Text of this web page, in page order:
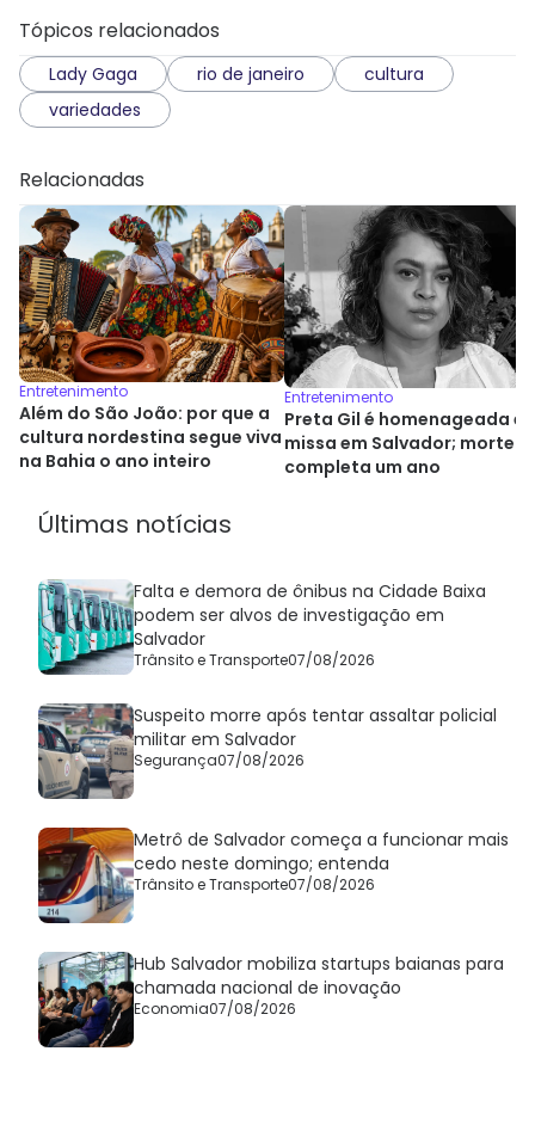
Tópicos relacionados
Lady Gaga rio de janeiro
cultura
variedades
Relacionadas
Entretenimento
Além do São João: por que a
cultura nordestina segue viva
na Bahia o ano inteiro
Entretenimento
Preta Gil é homenageada
missa em Salvador; morte
completa um ano
Últimas notícias
Falta e demora de ônibus na Cidade Baixa
podem ser alvos de investigação em
Salvador
Trânsito e Transporte07/08/2026
Suspeito morre após tentar assaltar policial
militar em Salvador
Segurança07/08/2026
Metrô de Salvador começa a funcionar mais
cedo neste domingo; entenda
Trânsito e Transporte07/08/2026
Hub Salvador mobiliza startups baianas para
chamada nacional de inovação
Economia07/08/2026